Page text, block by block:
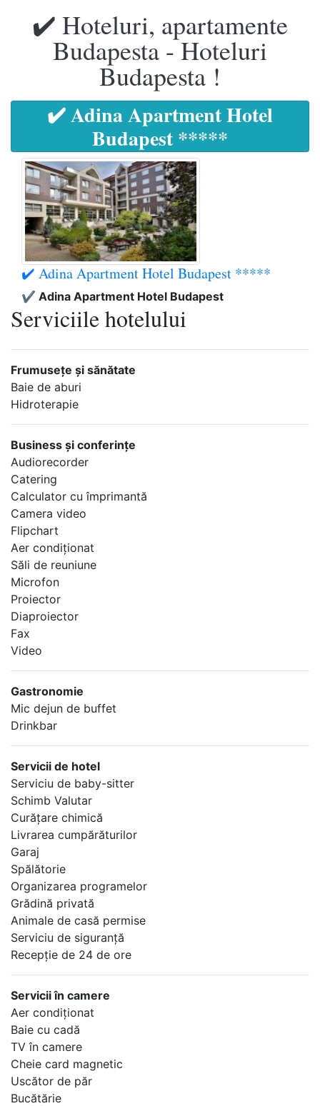
✔️ Hoteluri, apartamente
Budapesta - Hoteluri
Budapesta !
✔️ Adina Apartment Hotel
Budapest *****
✔️ Adina Apartment Hotel Budapest *****
✔️ Adina Apartment Hotel Budapest
Serviciile hotelului
Frumuseţe şi sănătate
Baie de aburi
Hidroterapie
Business şi conferinţe
Audiorecorder
Catering
Calculator cu împrimantă
Camera video
Flipchart
Aer condiţionat
Săli de reuniune
Microfon
Proiector
Diaproiector
Fax
Video
Gastronomie
Mic dejun de buffet
Drinkbar
Servicii de hotel
Serviciu de baby-sitter
Schimb Valutar
Curăţare chimică
Livrarea cumpărăturilor
Garaj
Spălătorie
Organizarea programelor
Grădină privată
Animale de casă permise
Serviciu de siguranţă
Recepţie de 24 de ore
Servicii în camere
Aer condiţionat
Baie cu cadă
TV în camere
Cheie card magnetic
Uscător de păr
Bucătărie